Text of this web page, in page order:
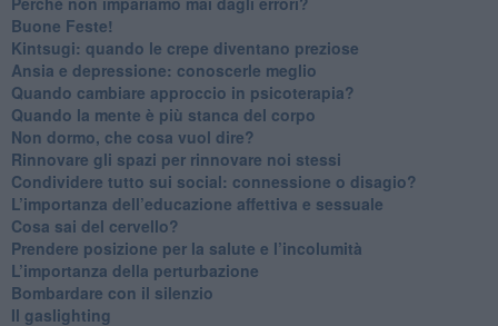
​Buone Feste!
​Kintsugi: quando le crepe diventano preziose
Ansia e depressione: conoscerle meglio
Quando cambiare approccio in psicoterapia?
​Quando la mente è più stanca del corpo
Non dormo, che cosa vuol dire?
​Rinnovare gli spazi per rinnovare noi stessi
​Condividere tutto sui social: connessione o disagio?
​L’importanza dell’educazione affettiva e sessuale
​Cosa sai del cervello?
Prendere posizione per la salute e l’incolumità
L’importanza della perturbazione
​Bombardare con il silenzio
Il gaslighting